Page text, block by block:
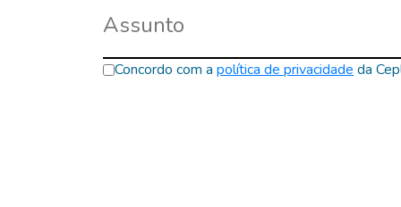
Concordo com apolítica de privacidade da